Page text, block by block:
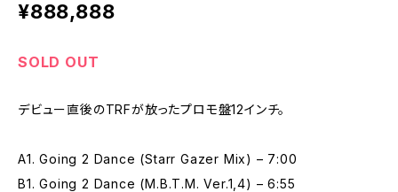
¥888,888
SOLD OUT
デビュー直後のTRFが放ったプロモ盤12インチ。
A1. Going 2 Dance (Starr Gazer Mix) – 7:00
B1. Going 2 Dance (M.B.T.M. Ver.1,4) – 6:55